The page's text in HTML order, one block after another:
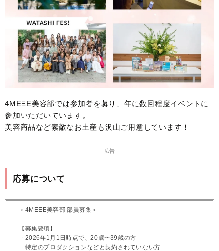
4MEEE美容部では参加者を募り、年に数回程度イベントに
参加いただいています。
美容商品など素敵なお土産も沢山ご用意しています！
― 広告 ―
応募について
＜4MEEE美容部 部員募集＞
【募集要項】
・2026年1月1日時点で、20歳〜39歳の方
・特定のプロダクションなどと契約されていない方